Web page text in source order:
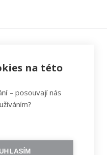
na této
– posouvají nás